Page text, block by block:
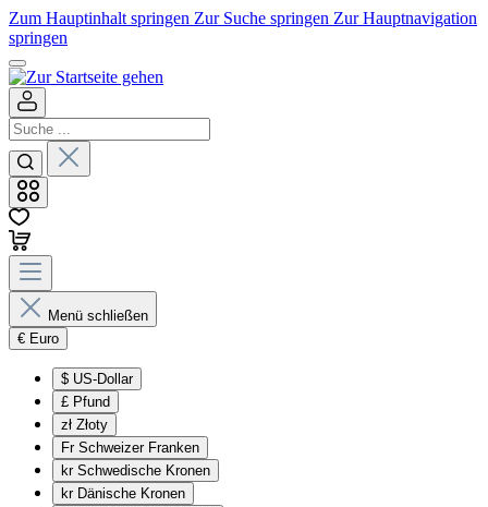
Zum Hauptinhalt springen Zur Suche springen Zur Hauptnavigation
springen
Menü schließen
€ Euro
$ US-Dollar
£ Pfund
zł Złoty
Fr Schweizer Franken
kr Schwedische Kronen
kr Dänische Kronen